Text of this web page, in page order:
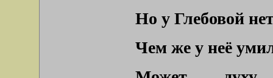
Но у Глебовой
Чем же у неё